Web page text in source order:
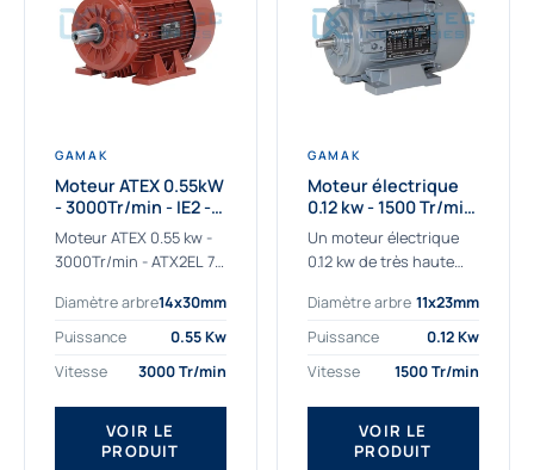
GAMAK
Moteur ATEX 0.55kW
- 3000Tr/min - IE2 -
Zone 2/22 -
Aluminium
Moteur ATEX 0.55 kw -
3000Tr/min - ATX2EL 71
pour les atmosphères
explosives Le moteur
Diamètre arbre14x30mm
Puissance
0.55 Kw
Vitesse
3000 Tr/min
VOIR LE
PRODUIT
GAMAK
Moteur électrique
0.12 kw - 1500 Tr/min
- 230/400V - IE2
Un moteur électrique
0.12 kw de très haute
applications les plus
sollicitées. Nous
fournissons des
moteurs électriques...
Diamètre arbre 11x23mm
Puissance
0.12 Kw
Vitesse
1500 Tr/min
VOIR LE
PRODUIT